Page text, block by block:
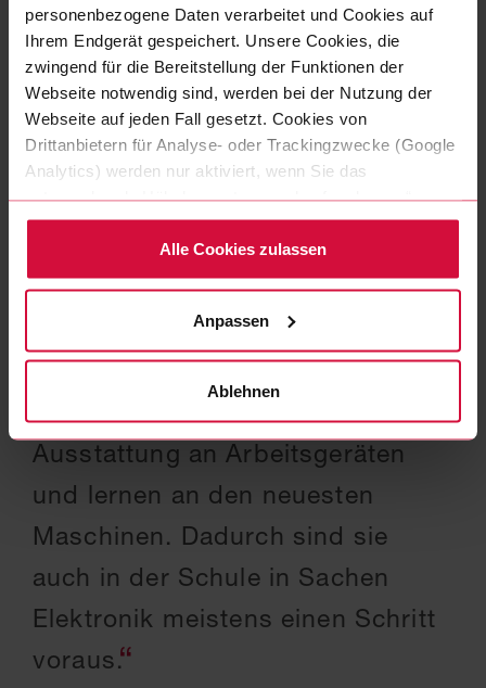
personenbezogene Daten verarbeitet und Cookies auf
Ihrem Endgerät gespeichert. Unsere Cookies, die
zwingend für die Bereitstellung der Funktionen der
Webseite notwendig sind, werden bei der Nutzung der
Webseite auf jeden Fall gesetzt. Cookies von
Drittanbietern für Analyse- oder Trackingzwecke (Google
Analytics) werden nur aktiviert, wenn Sie das
entsprechende Häkchen setzen und auf „zulassen“
klicken. Mehr dazu (einschließlich der Möglichkeit, die
Einwilligungserklärung zu widerrufen) erfahren Sie in
unserer Datenschutzerklärung.
Alle Cookies zulassen
Anpassen
Ablehnen
eingesetzt werden, verfügen sie nach der
Ausbildung über ein umfassendes Wissen und sind
äußerst vielseitig und flexibel aufgestellt. Das
macht sie zum gefragten Experten für viele
Industrien. Jedoch bilden wir unseren Nachwuchs
aus, um ihn zu behalten – deshalb bestehen die
besten Übernahmechancen.
Die Azubis erhalten bei uns eine
überdurchschnittliche
Ausstattung an Arbeitsgeräten
und lernen an den neuesten
Maschinen. Dadurch sind sie
auch in der Schule in Sachen
Elektronik meistens einen Schritt
voraus.